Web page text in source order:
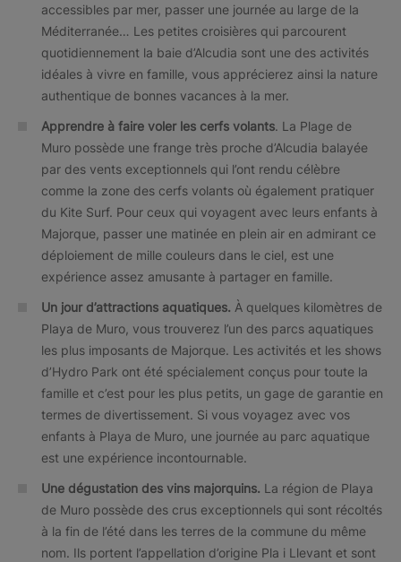
accessibles par mer, passer une journée au large de la
Méditerranée… Les petites croisières qui parcourent
quotidiennement la baie d’Alcudia sont une des activités
idéales à vivre en famille, vous apprécierez ainsi la nature
authentique de bonnes vacances à la mer.
Apprendre à faire voler les cerfs volants. La Plage de
Muro possède une frange très proche d’Alcudia balayée
par des vents exceptionnels qui l’ont rendu célèbre
comme la zone des cerfs volants où également pratiquer
du Kite Surf. Pour ceux qui voyagent avec leurs enfants à
Majorque, passer une matinée en plein air en admirant ce
déploiement de mille couleurs dans le ciel, est une
expérience assez amusante à partager en famille.
Un jour d’attractions aquatiques. À quelques kilomètres de
Playa de Muro, vous trouverez l’un des parcs aquatiques
les plus imposants de Majorque. Les activités et les shows
d’Hydro Park ont été spécialement conçus pour toute la
famille et c’est pour les plus petits, un gage de garantie en
termes de divertissement. Si vous voyagez avec vos
enfants à Playa de Muro, une journée au parc aquatique
est une expérience incontournable.
Une dégustation des vins majorquins. La région de Playa
de Muro possède des crus exceptionnels qui sont récoltés
à la fin de l’été dans les terres de la commune du même
nom. Ils portent l’appellation d’origine Pla i Llevant et sont